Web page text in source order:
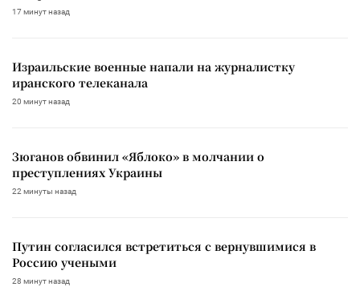
17 минут назад
Израильские военные напали на журналистку
иранского телеканала
20 минут назад
Зюганов обвинил «Яблоко» в молчании о
преступлениях Украины
22 минуты назад
Путин согласился встретиться с вернувшимися в
Россию учеными
28 минут назад